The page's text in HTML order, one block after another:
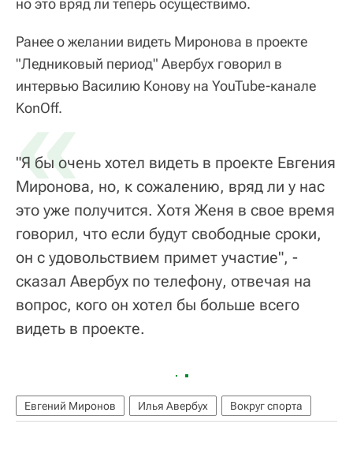
Ранее о желании видеть Миронова в проекте
"Ледниковый период" Авербух говорил в
интервью Василию Конову на YouTube-канале
KonOff.
«
"Я бы очень хотел видеть в проекте Евгения
Миронова, но, к сожалению, вряд ли у нас
это уже получится. Хотя Женя в свое время
говорил, что если будут свободные сроки,
он с удовольствием примет участие", -
сказал Авербух по телефону, отвечая на
вопрос, кого он хотел бы больше всего
видеть в проекте.
Евгений Миронов Илья Авербух Вокруг спорта